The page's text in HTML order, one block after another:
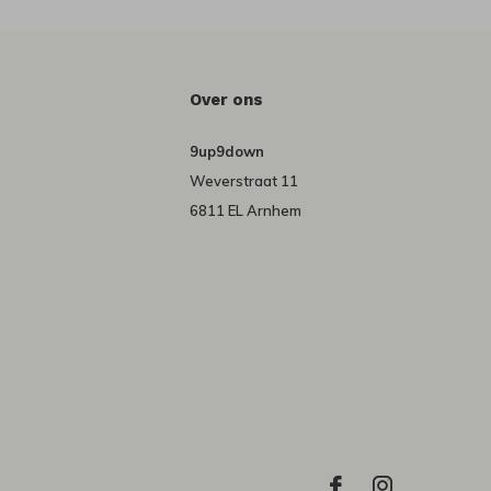
Over ons
9up9down
Weverstraat 11
6811 EL Arnhem